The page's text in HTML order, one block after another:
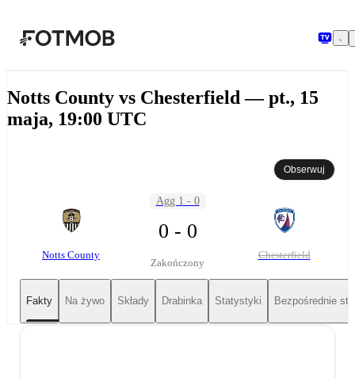
Notts County vs Chesterfield — pt., 15
maja, 19:00 UTC
Obserwuj
Notts County
Agg 1 - 0
0 - 0
Zakończony
Chesterfield
Fakty Na żywo Składy Drabinka Statystyki Bezpośrednie